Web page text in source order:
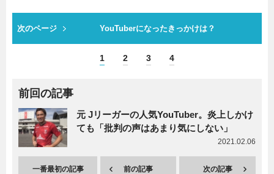
次のページ YouTuberになったきっかけは？
1 2 3 4
前回の記事
元 Jリーガーの人気YouTuber。炎上しかけ
ても「批判の声はあまり気にしない」
2021.02.06
一番最初の記事 前の記事 次の記事